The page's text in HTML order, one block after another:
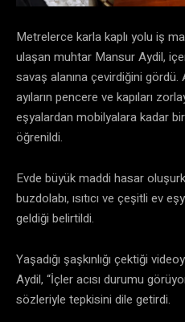
Metrelerce karla kaplı yolu iş
ulaşan muhtar Mansur Aydil,
savaş alanına çevirdiğini gördü.
ayıların pencere ve kapıları
eşyalardan mobilyalara kadar
öğrenildi.
Evde büyük maddi hasar
buzdolabı, ısıtıcı ve çeşitli ev
geldiği belirtildi.
Yaşadığı şaşkınlığı çektiği
Aydil, “İçler acısı durumu
sözleriyle tepkisini dile getirdi.